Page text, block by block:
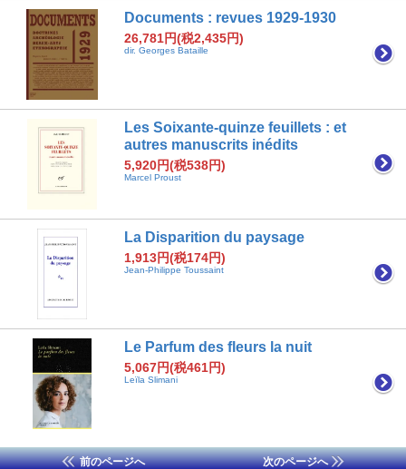
Documents : revues 1929-1930
26,781円(税2,435円)
dir. Georges Bataille
Les Soixante-quinze feuillets : et
autres manuscrits inédits
5,920円(税538円)
Marcel Proust
La Disparition du paysage
1,913円(税174円)
Jean-Philippe Toussaint
Le Parfum des fleurs la nuit
5,067円(税461円)
Leïla Slimani
前のページへ 次のページへ